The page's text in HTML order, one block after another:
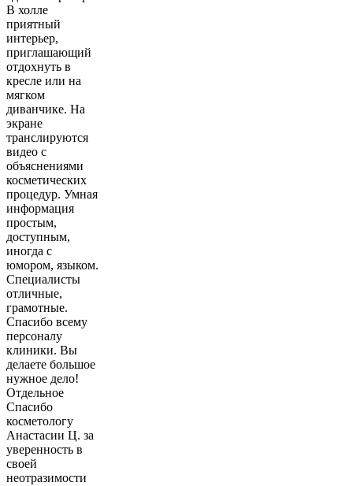
В холле
приятный
интерьер,
приглашающий
отдохнуть в
кресле или на
мягком
диванчике. На
экране
транслируются
видео с
объяснениями
косметических
процедур. Умная
информация
простым,
доступным,
иногда с
юмором, языком.
Специалисты
отличные,
грамотные.
Спасибо всему
персоналу
клиники. Вы
делаете большое
нужное дело!
Отдельное
Спасибо
косметологу
Анастасии Ц. за
уверенность в
своей
неотразимости